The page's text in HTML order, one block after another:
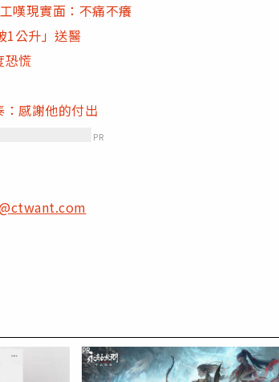
嘆現實面：不痛不癢
1公升」送醫
恐慌
感謝他的付出
PR
PR